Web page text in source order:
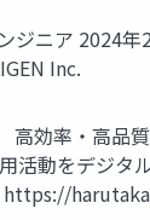
ジニア
Inc.
効率・高
動をデジ
https://